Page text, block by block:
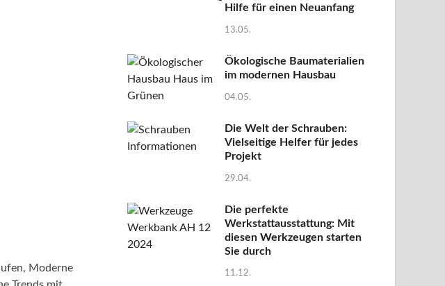
Moderne
Hilfe für einen Neuanfang
13.05.
Ökologische Baumaterialien
im modernen Hausbau
04.05.
Die Welt der Schrauben:
Vielseitige Helfer für jedes
Projekt
29.04.
Die perfekte
Werkstattausstattung: Mit
diesen Werkzeugen starten
Sie durch
11.12.